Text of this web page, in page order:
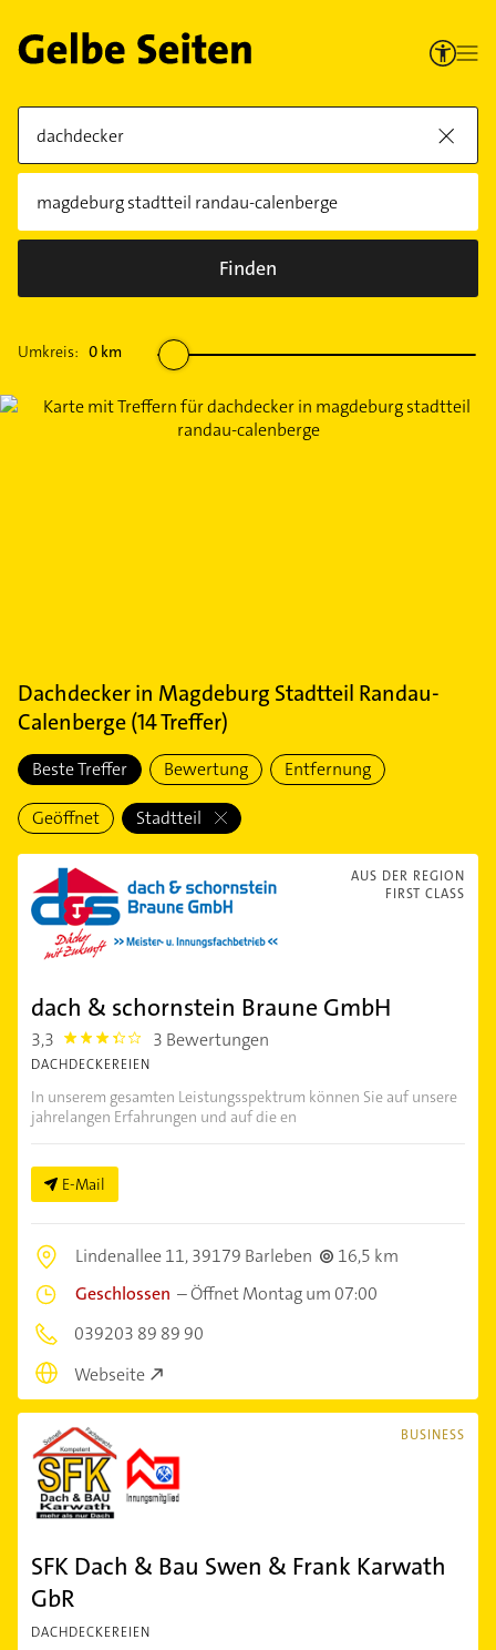
Finden
Umkreis: 0 km
Dachdeckerin Magdeburg Stadtteil Randau-
Calenberge(14Treffer)
Beste Treffer Bewertung Entfernung
Geöffnet Stadtteil
AUS DER REGION
FIRST CLASS
dach & schornstein Braune GmbH
3,3 3.3 3 Bewertungen
DACHDECKEREIEN
In unserem gesamten Leistungsspektrum können Sie auf unsere
jahrelangen Erfahrungen und auf die en
E-Mail
Lindenallee 11,39179 Barleben
16,5 km
Geschlossen –Öffnet Montag um 07:00
039203 89 89 90
Webseite
BUSINESS
SFK Dach & Bau Swen & Frank Karwath
GbR
DACHDECKEREIEN